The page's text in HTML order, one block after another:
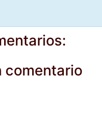
comentario